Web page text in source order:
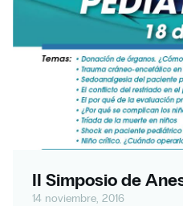
Urgencias
II Simposio de
14 noviembre, 2016